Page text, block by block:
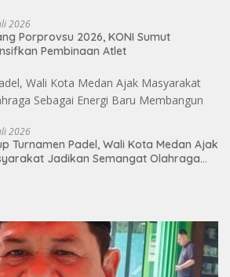
2026
Porprovsu 2026, KONI Sumut
Pembinaan Atlet
2026
Turnamen Padel, Wali Kota Medan Ajak
Jadikan Semangat Olahraga